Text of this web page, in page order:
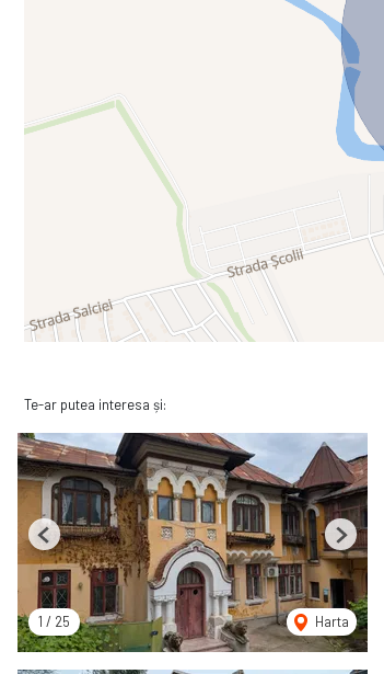
Te-ar putea interesa și:
1 / 25 Harta
Previous Next